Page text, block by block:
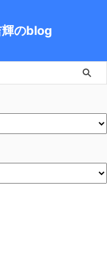
輝のblog